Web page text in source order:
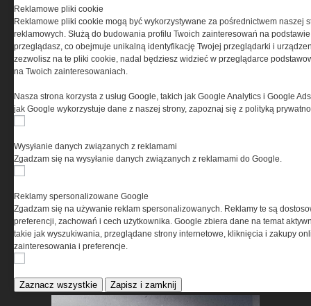
Przechowywanie broni po
mówi prawo i jak wybrać
właściwy sprzęt
Test obuwia taktycznego
Reklamowe pliki cookie
Reklamowe pliki cookie mogą być wykorzystywane za pośrednictwem naszej
reklamowych. Służą do budowania profilu Twoich zainteresowań na
przeglądasz, co obejmuje unikalną identyfikację Twojej przeglądarki i
zezwolisz na te pliki cookie, nadal będziesz widzieć w przeglądarce
na Twoich zainteresowaniach.
Nasza strona korzysta z usług Google, takich jak Google Analytics i Google
jak Google wykorzystuje dane z naszej strony, zapoznaj się z polityką
Wysyłanie danych związanych z reklamami
Zgadzam się na wysyłanie danych związanych z reklamami do Google.
Reklamy spersonalizowane Google
Zgadzam się na używanie reklam spersonalizowanych. Reklamy te są
preferencji, zachowań i cech użytkownika. Google zbiera dane na temat
takie jak wyszukiwania, przeglądane strony internetowe, kliknięcia i zakupy
zainteresowania i preferencje.
Zaznacz wszystkie Zapisz i zamknij